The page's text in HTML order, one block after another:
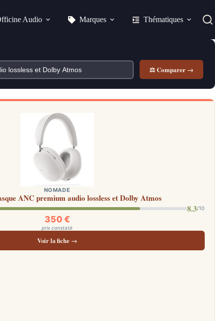
Audio Marques Thématiques
⚖ Comparer →
NOMADE
ANC premium audio lossless et Dolby Atmos
8.3/10
350 €
prix constaté
Voir la fiche →